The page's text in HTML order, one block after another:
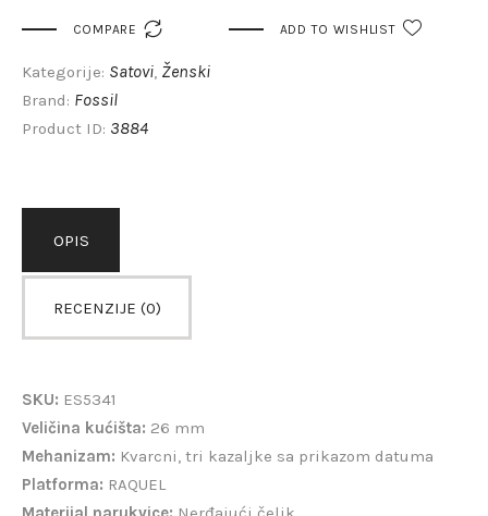
COMPARE  ADD TO WISHLIST
Kategorije: Satovi, Ženski
Brand: Fossil
Product ID: 3884
OPIS
RECENZIJE (0)
SKU: ES5341
Veličina kućišta: 26 mm
Mehanizam: Kvarcni, tri kazaljke sa prikazom datuma
Platforma: RAQUEL